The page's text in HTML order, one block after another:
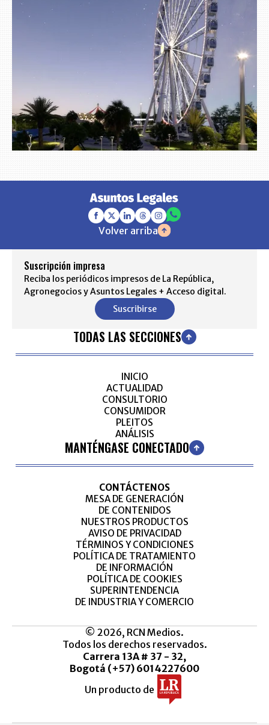
Volver arriba
Suscripción impresa
Reciba los periódicos impresos de La República,
Agronegocios y Asuntos Legales + Acceso digital.
Suscribirse
TODAS LAS SECCIONES
INICIO
ACTUALIDAD
CONSULTORIO
CONSUMIDOR
PLEITOS
ANÁLISIS
MANTÉNGASE CONECTADO
CONTÁCTENOS
MESA DE GENERACIÓN
DE CONTENIDOS
NUESTROS PRODUCTOS
AVISO DE PRIVACIDAD
TÉRMINOS Y CONDICIONES
POLÍTICA DE TRATAMIENTO
DE INFORMACIÓN
POLÍTICA DE COOKIES
SUPERINTENDENCIA
DE INDUSTRIA Y COMERCIO
© 2026, RCN Medios.
Todos los derechos reservados.
Carrera 13A # 37 - 32,
Bogotá (+57) 6014227600
Un producto de